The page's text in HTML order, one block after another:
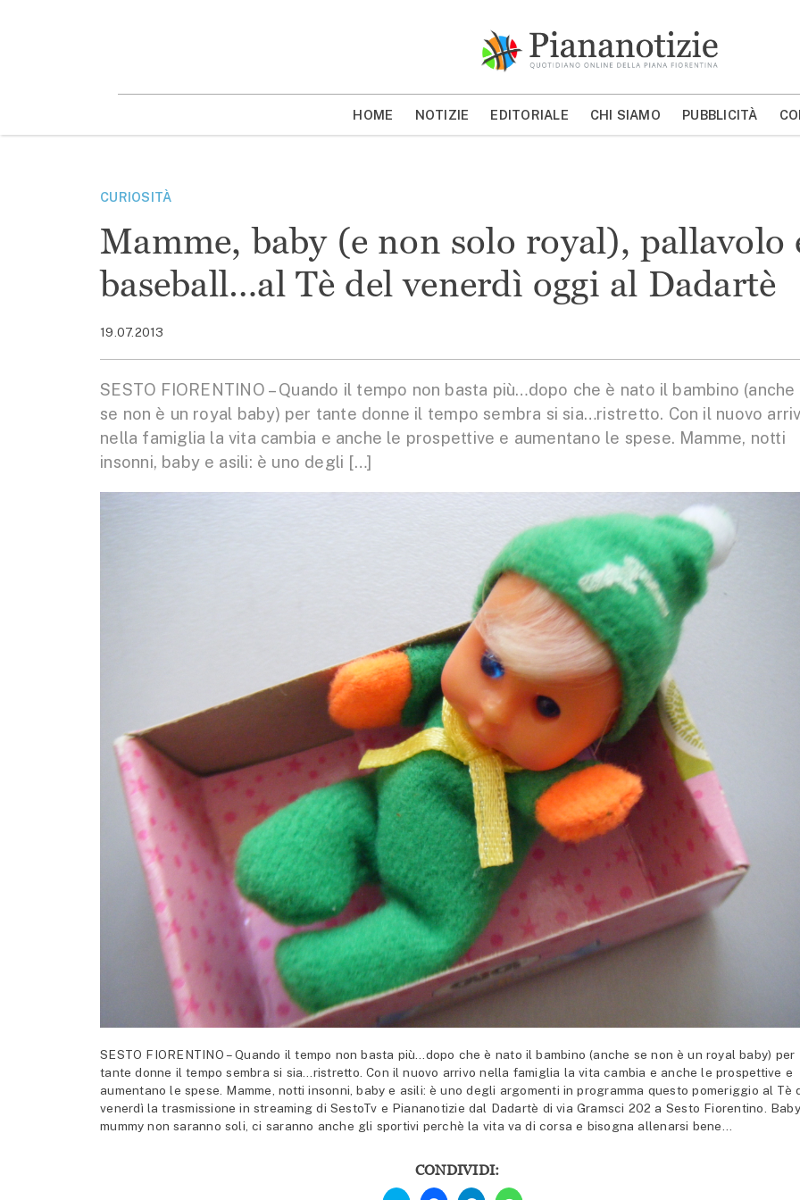
MOSTRA/NASCONDI CERCA
HOME NOTIZIE EDITORIALE CHI SIAMO PUBBLICITÀ
CURIOSITÀ
Mamme, baby (e non solo royal), pallavolo
baseball…al Tè del venerdì oggi al Dadartè
19.07.2013
SESTO FIORENTINO – Quando il tempo non basta più…dopo che è nato il bambino (anche
se non è un royal baby) per tante donne il tempo sembra si sia…ristretto. Con il nuovo
nella famiglia la vita cambia e anche le prospettive e aumentano le spese. Mamme, notti
insonni, baby e asili: è uno degli […]
SESTO FIORENTINO – Quando il tempo non basta più…dopo che è nato il bambino (anche se non è un royal baby) per
tante donne il tempo sembra si sia…ristretto. Con il nuovo arrivo nella famiglia la vita cambia e anche le prospettive e
aumentano le spese. Mamme, notti insonni, baby e asili: è uno degli argomenti in programma questo pomeriggio al Tè
venerdì la trasmissione in streaming di SestoTv e Piananotizie dal Dadartè di via Gramsci 202 a Sesto Fiorentino.
mummy non saranno soli, ci saranno anche gli sportivi perchè la vita va di corsa e bisogna allenarsi bene…
CONDIVIDI:
Fai
Fai Fai Fai